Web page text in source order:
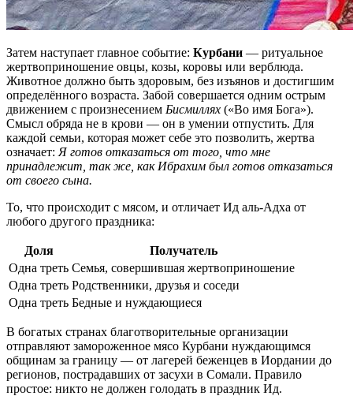
Затем наступает главное событие: Курбани — ритуальное
жертвоприношение овцы, козы, коровы или верблюда.
Животное должно быть здоровым, без изъянов и достигшим
определённого возраста. Забой совершается одним острым
движением с произнесением Бисмиллях («Во имя Бога»).
Смысл обряда не в крови — он в умении отпустить. Для
каждой семьи, которая может себе это позволить, жертва
означает: Я готов отказаться от того, что мне
принадлежит, так же, как Ибрахим был готов отказаться
от своего сына.
То, что происходит с мясом, и отличает Ид аль-Адха от
любого другого праздника:
Доля
Получатель
Одна треть Семья, совершившая жертвоприношение
Одна треть Родственники, друзья и соседи
Одна треть Бедные и нуждающиеся
В богатых странах благотворительные организации
отправляют замороженное мясо Курбани нуждающимся
общинам за границу — от лагерей беженцев в Иордании до
регионов, пострадавших от засухи в Сомали. Правило
простое: никто не должен голодать в праздник Ид.